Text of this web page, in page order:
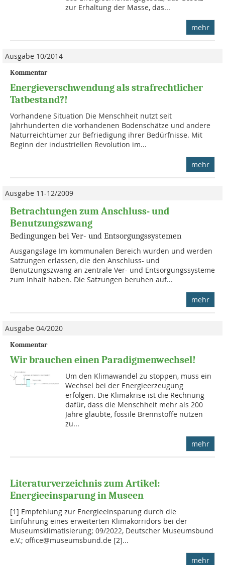
zur Erhaltung der Masse, das...
mehr
Ausgabe 10/2014
Kommentar
Energieverschwendung als strafrechtlicher
Tatbestand?!
Vorhandene Situation Die Menschheit nutzt seit
Jahrhunderten die vorhandenen Bodenschätze und andere
Natur­reichtümer zur Befriedigung ihrer Bedürfnisse. Mit
Beginn der industriellen Revolution im...
mehr
Ausgabe 11-12/2009
Betrachtungen zum Anschluss- und
Benutzungszwang
Bedingungen bei Ver- und Entsorgungssystemen
Ausgangslage Im kommunalen Bereich wurden und werden
Satzungen erlassen, die den Anschluss- und
Benutzungszwang an zentrale Ver- und Entsorgungssysteme
zum Inhalt haben. Die Satzungen beruhen auf...
mehr
Ausgabe 04/2020
Kommentar
Wir brauchen einen Paradigmenwechsel!
Um den Klimawandel zu stoppen, muss ein
Wechsel bei der Energieerzeugung
erfolgen. Die Klimakrise ist die Rechnung
dafür, dass die Menschheit mehr als 200
Jahre glaubte, fossile Brennstoffe nutzen
zu...
mehr
Literaturverzeichnis zum Artikel:
Energieeinsparung in Museen
[1] Empfehlung zur Energieeinsparung durch die
Einführung eines erweiterten Klimakorridors bei der
Museumsklimatisierung; 09/2022, Deutscher Museumsbund
e.V.; office@museumsbund.de [2]...
mehr